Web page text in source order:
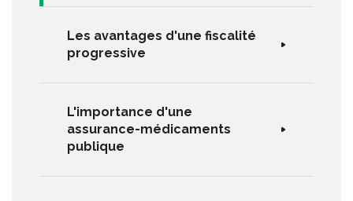
Les avantages d'une fiscalité
progressive
L'importance d'une
assurance-médicaments
publique